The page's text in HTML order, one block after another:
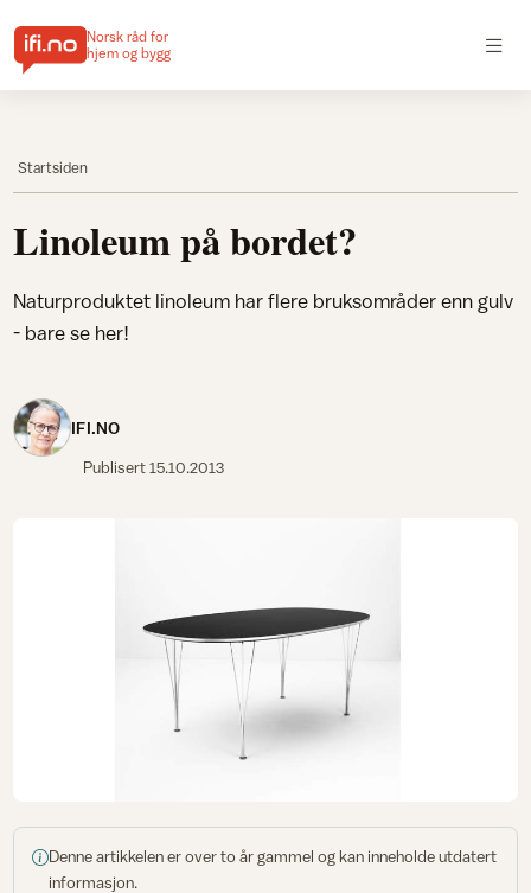
Norsk råd for
hjem og bygg
Startsiden
Linoleum på bordet?
Naturproduktet linoleum har flere bruksområder enn gulv
- bare se her!
IFI.NO
Publisert15.10.2013
Denne artikkelen er over to år gammel og kan inneholde utdatert
informasjon.